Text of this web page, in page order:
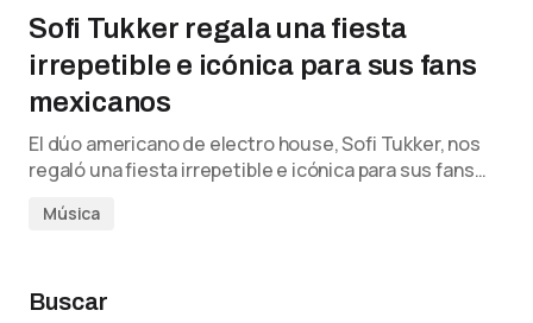
Sofi Tukker regala una fiesta
irrepetible e icónica para sus fans
mexicanos
El dúo americano de electro house, Sofi Tukker, nos
regaló una fiesta irrepetible e icónica para sus fans…
Música
Buscar